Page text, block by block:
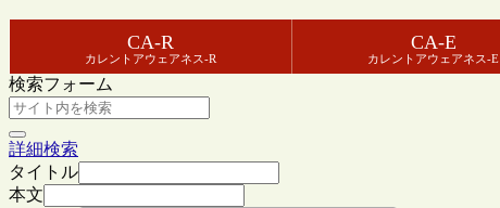
CA-R
カレントアウェアネス-R
CA-E
カレントアウェアネス-E
検索フォーム
詳細検索
タイトル
本文